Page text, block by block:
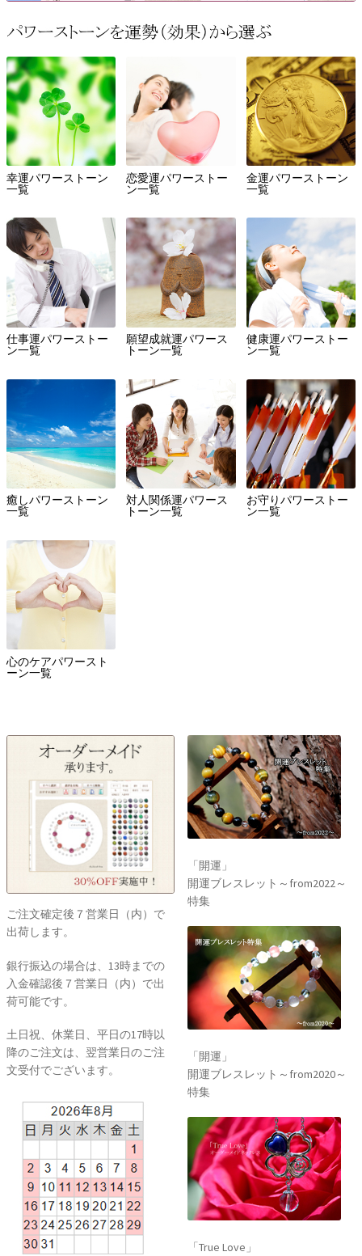
幸運パワーストーン
一覧
恋愛運パワーストー
ン一覧
金運パワーストーン
一覧
仕事運パワーストー
ン一覧
願望成就運パワース
トーン一覧
健康運パワーストー
ン一覧
癒しパワーストーン
一覧
対人関係運パワース
トーン一覧
お守りパワーストー
ン一覧
心のケアパワースト
ーン一覧
ご注文確定後７営業日（内）で
出荷します。
銀行振込の場合は、13時までの
入金確認後７営業日（内）で出
荷可能です。
土日祝、休業日、平日の17時以
降のご注文は、翌営業日のご注
文受付でございます。
「開運」
開運ブレスレット～from2022～
特集
「開運」
開運ブレスレット～from2020～
特集
「True Love」